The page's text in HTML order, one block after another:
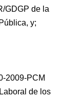
GDGP de la
y;
2009-PCM
de los